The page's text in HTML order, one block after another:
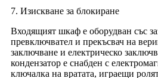
7. Изискване за блокиране
Входящият шкаф е оборудван със
превключвател и прекъсвач на
заключване и електрическо
кондензатор е снабден с
ключалка на вратата, играещи